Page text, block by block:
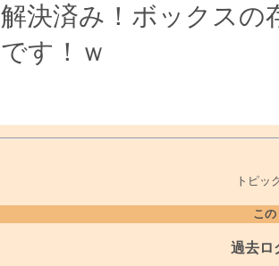
解決済み！ボックスの
です！ｗ
トピッ
こ
過去ロ